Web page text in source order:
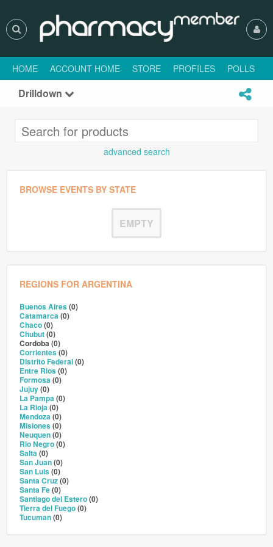
HOME ACCOUNT HOME STORE PROFILES POLLS
Drilldown
advanced search
BROWSE EVENTS BY STATE
EMPTY
REGIONS FOR ARGENTINA
Buenos Aires(0)
Catamarca(0)
Chaco(0)
Chubut(0)
Cordoba (0)
Corrientes(0)
Distrito Federal(0)
Entre Rios(0)
Formosa(0)
Jujuy(0)
La Pampa(0)
La Rioja(0)
Mendoza(0)
Misiones(0)
Neuquen(0)
Rio Negro(0)
Salta(0)
San Juan(0)
San Luis(0)
Santa Cruz(0)
Santa Fe(0)
Santiago del Estero(0)
Tierra del Fuego(0)
Tucuman(0)